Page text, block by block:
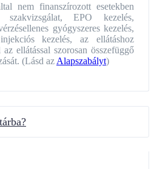
nem finanszírozott esetekben
EPO kezelés,
gyógyszeres kezelés,
kezelés, az ellátáshoz
ellátással szorosan összefüggő
(Lásd az Alapszabályt)